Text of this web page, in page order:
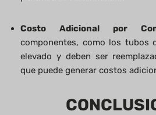
Costo Adicional por
componentes, como los tubos
elevado y deben ser
que puede generar costos